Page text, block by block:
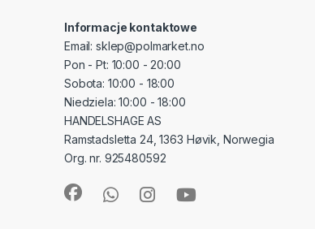
Informacje kontaktowe
Email: sklep@polmarket.no
Pon - Pt: 10:00 - 20:00
Sobota: 10:00 - 18:00
Niedziela: 10:00 - 18:00
HANDELSHAGE AS
Ramstadsletta 24, 1363 Høvik, Norwegia
Org. nr. 925480592